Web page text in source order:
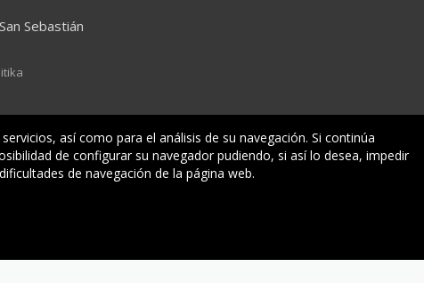
Sebastián
así como para el análisis de su navegación. Si continúa
de configurar su navegador pudiendo, si así lo desea, impedir
de navegación de la página web.